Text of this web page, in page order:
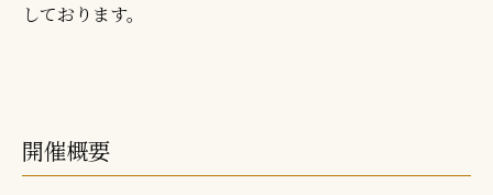
しております。
開催概要